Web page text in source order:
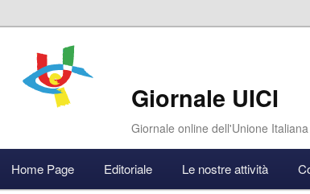
Giornale UICI
Giornale online dell'Unione
Vai
Vai
Accedi
Home Page Editoriale Le nostre attività